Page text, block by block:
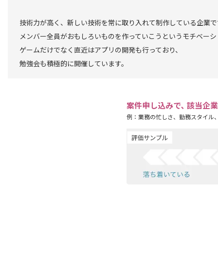
技術力が高く、新しい技術を常に取り入れて制作している企業
メンバー全員がおもしろいものを作っていこうというモチベー
ゲームだけでなく直近はアプリの開発も行っており、
勉強会も積極的に開催しています。
案件申し込みで､ 該当企
例：業務の忙しさ、勤務スタイル